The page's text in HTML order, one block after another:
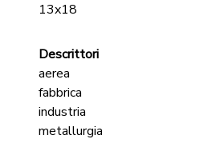
13x18
Descrittori
aerea
fabbrica
industria
metallurgia